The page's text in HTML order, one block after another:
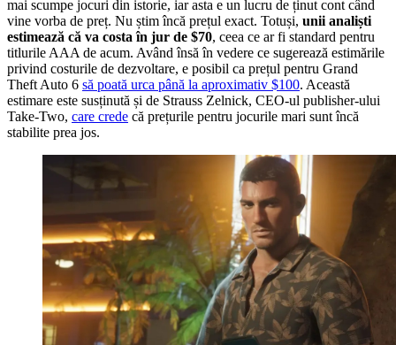
mai scumpe jocuri din istorie, iar asta e un lucru de ținut cont când
vine vorba de preț. Nu știm încă prețul exact. Totuși, unii analiști
estimează că va costa în jur de $70, ceea ce ar fi standard pentru
titlurile AAA de acum. Având însă în vedere ce sugerează estimările
privind costurile de dezvoltare, e posibil ca prețul pentru Grand
Theft Auto 6 să poată urca până la aproximativ $100. Această
estimare este susținută și de Strauss Zelnick, CEO-ul publisher-ului
Take-Two, care crede că prețurile pentru jocurile mari sunt încă
stabilite prea jos.